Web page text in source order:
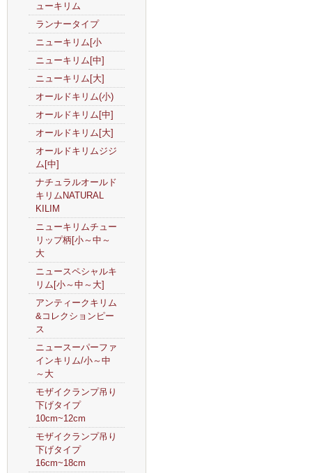
ューキリム
ランナータイプ
ニューキリム[小
ニューキリム[中]
ニューキリム[大]
オールドキリム(小)
オールドキリム[中]
オールドキリム[大]
オールドキリムジジ
ム[中]
ナチュラルオールド
キリムNATURAL
KILIM
ニューキリムチュー
リップ柄[小～中～
大
ニュースペシャルキ
リム[小～中～大]
アンティークキリム
&コレクションピー
ス
ニュースーパーファ
インキリム/小～中
～大
モザイクランプ吊り
下げタイプ
10cm~12cm
モザイクランプ吊り
下げタイプ
16cm~18cm